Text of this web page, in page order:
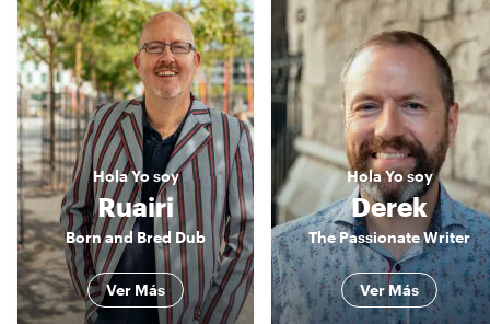
HolaYo soy
Ruairi
Born and Bred Dub
Ver Más
HolaYo soy
Derek
The Passionate Writer
Ver Más